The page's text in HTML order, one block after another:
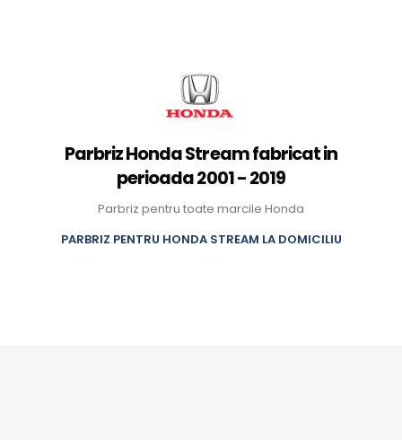
Parbriz Honda Stream fabricat in
perioada 2001 - 2019
Parbriz pentru toate marcile Honda
PARBRIZ PENTRU HONDA STREAM LA DOMICILIU